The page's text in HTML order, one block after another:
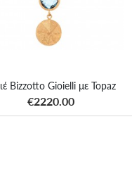
Bizzotto Gioielli με Topaz
€2220.00
ΑΠΟΚΤΗΣΕ ΤΟ